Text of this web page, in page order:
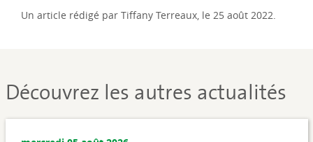
Un article rédigé par Tiffany Terreaux, le 25 août 2022.
Découvrez les autres actualités